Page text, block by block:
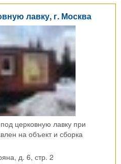
лавку, г. Москва
церковную лавку при
на объект и сборка
д. 6, стр. 2